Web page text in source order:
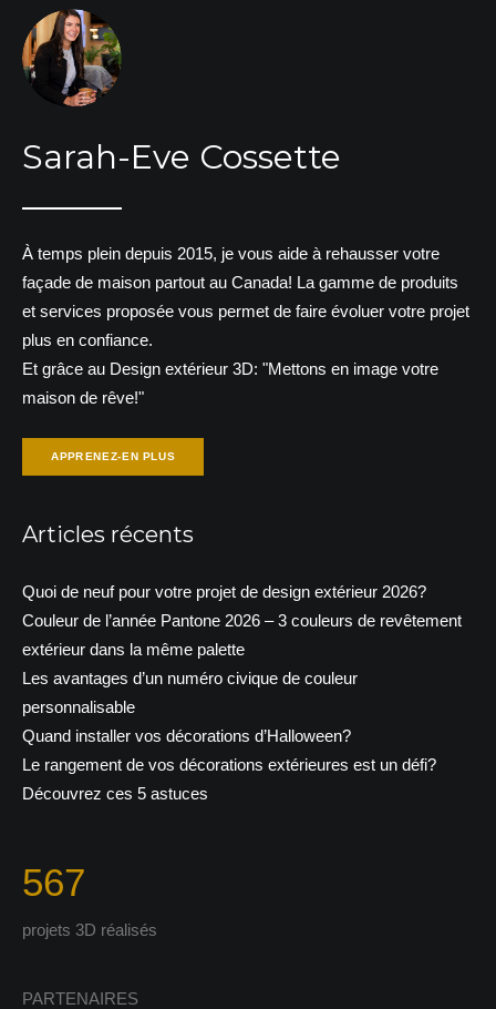
Sarah-Eve Cossette
À temps plein depuis 2015, je vous aide à rehausser votre
façade de maison partout au Canada! La gamme de produits
et services proposée vous permet de faire évoluer votre projet
plus en confiance.
Et grâce au Design extérieur 3D: "Mettons en image votre
maison de rêve!"
APPRENEZ-EN PLUS
Articles récents
Quoi de neuf pour votre projet de design extérieur 2026?
Couleur de l’année Pantone 2026 – 3 couleurs de revêtement
extérieur dans la même palette
Les avantages d’un numéro civique de couleur
personnalisable
Quand installer vos décorations d’Halloween?
Le rangement de vos décorations extérieures est un défi?
Découvrez ces 5 astuces
567
projets 3D réalisés
PARTENAIRES